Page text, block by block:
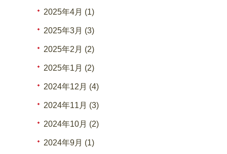
2025年4月 (1)
2025年3月 (3)
2025年2月 (2)
2025年1月 (2)
2024年12月 (4)
2024年11月 (3)
2024年10月 (2)
2024年9月 (1)